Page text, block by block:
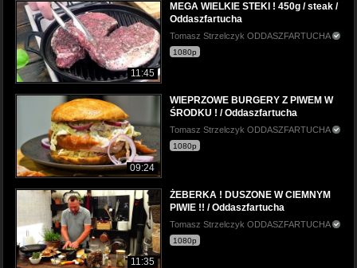
11:45
MEGA WIELKIE STEKI ! 450g / steak /
Oddaszfartucha
Tomasz Strzelczyk ODDASZFARTUCHA
1080p
09:24
WIEPRZOWE BURGERY Z PIWEM W
ŚRODKU ! / Oddaszfartucha
Tomasz Strzelczyk ODDASZFARTUCHA
1080p
11:35
ŻEBERKA ! DUSZONE W CIEMNYM
PIWIE !! / Oddaszfartucha
Tomasz Strzelczyk ODDASZFARTUCHA
1080p